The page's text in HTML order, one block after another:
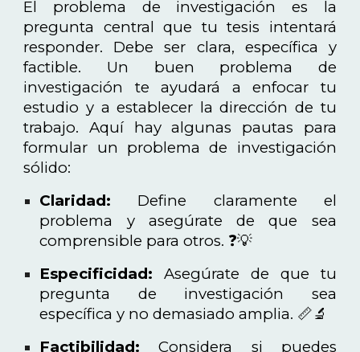
El problema de investigación es la
pregunta central que tu tesis intentará
responder. Debe ser clara, específica y
factible. Un buen problema de
investigación te ayudará a enfocar tu
estudio y a establecer la dirección de tu
trabajo. Aquí hay algunas pautas para
formular un problema de investigación
sólido:
Claridad: Define claramente el
problema y asegúrate de que sea
comprensible para otros. ❓💡
Especificidad: Asegúrate de que tu
pregunta de investigación sea
específica y no demasiado amplia. 📏🔬
Factibilidad: Considera si puedes